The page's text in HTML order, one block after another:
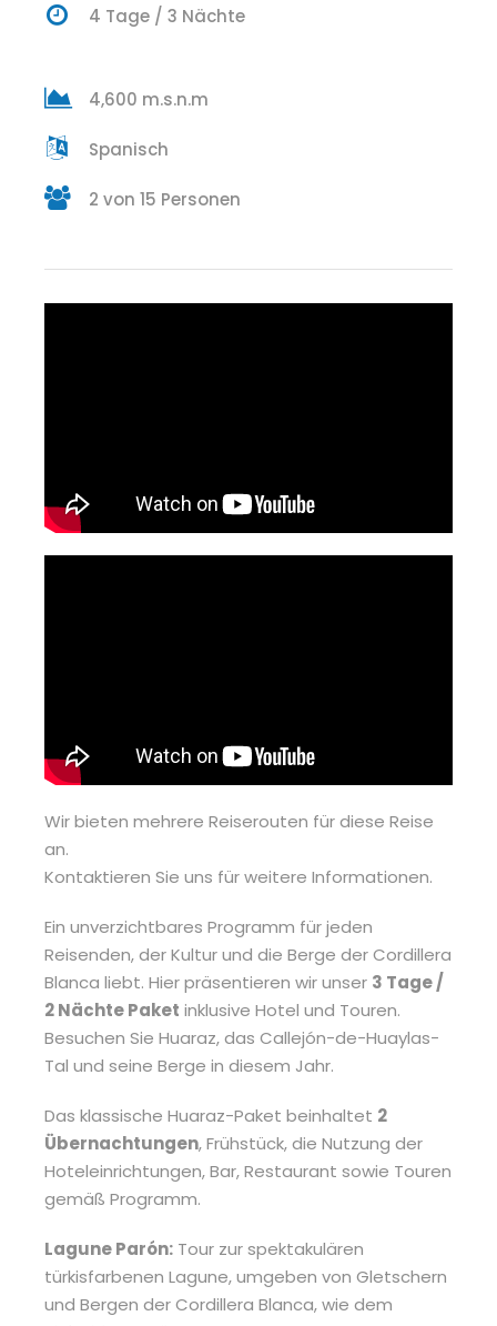
4 Tage / 3 Nächte
4,600 m.s.n.m
Spanisch
2 von 15 Personen
Wir bieten mehrere Reiserouten für diese Reise
an.
Kontaktieren Sie uns für weitere Informationen.
Ein unverzichtbares Programm für jeden
Reisenden, der Kultur und die Berge der Cordillera
Blanca liebt. Hier präsentieren wir unser 3 Tage /
2 Nächte Paket inklusive Hotel und Touren.
Besuchen Sie Huaraz, das Callejón-de-Huaylas-
Tal und seine Berge in diesem Jahr.
Das klassische Huaraz-Paket beinhaltet 2
Übernachtungen, Frühstück, die Nutzung der
Hoteleinrichtungen, Bar, Restaurant sowie Touren
gemäß Programm.
Lagune Parón: Tour zur spektakulären
türkisfarbenen Lagune, umgeben von Gletschern
und Bergen der Cordillera Blanca, wie dem